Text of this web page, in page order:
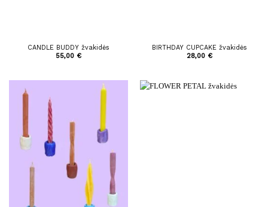
CANDLE BUDDY žvakidės
55,00 €
BIRTHDAY CUPCAKE žvakidės
28,00 €